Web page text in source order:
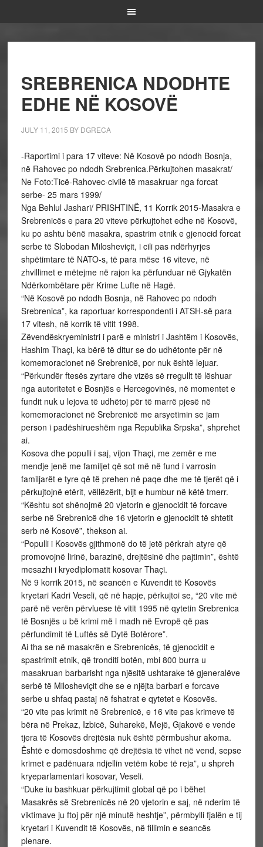
SREBRENICA NDODHTE
EDHE NË KOSOVË
JULY 11, 2015 BY DGRECA
-Raportimi i para 17 viteve: Në Kosovë po ndodh Bosnja,
në Rahovec po ndodh Srebrenica.Përkujtohen masakrat/
Ne Foto:Ticë-Rahovec-civilë të masakruar nga forcat
serbe- 25 mars 1999/
Nga Behlul Jashari/ PRISHTINË, 11 Korrik 2015-Masakra e
Srebrenicës e para 20 viteve përkujtohet edhe në Kosovë,
ku po ashtu bënë masakra, spastrim etnik e gjenocid forcat
serbe të Slobodan Milosheviçit, i cili pas ndërhyrjes
shpëtimtare të NATO-s, të para mëse 16 viteve, në
zhvillimet e mëtejme në rajon ka përfunduar në Gjykatën
Ndërkombëtare për Krime Lufte në Hagë.
“Në Kosovë po ndodh Bosnja, në Rahovec po ndodh
Srebrenica”, ka raportuar korrespondenti i ATSH-së para
17 vitesh, në korrik të vitit 1998.
Zëvendëskryeministri i parë e ministri i Jashtëm i Kosovës,
Hashim Thaçi, ka bërë të ditur se do udhëtonte për në
komemoracionet në Srebrenicë, por nuk është lejuar.
“Përkundër ftesës zyrtare dhe vizës së rregullt të lëshuar
nga autoritetet e Bosnjës e Hercegovinës, në momentet e
fundit nuk u lejova të udhëtoj për të marrë pjesë në
komemoracionet në Srebrenicë me arsyetimin se jam
person i padëshirueshëm nga Republika Srpska”, shprehet
ai.
Kosova dhe populli i saj, vijon Thaçi, me zemër e me
mendje jenë me familjet që sot më në fund i varrosin
familjarët e tyre që të prehen në paqe dhe me të tjerët që i
përkujtojnë etërit, vëllëzërit, bijt e humbur në këtë tmerr.
“Kështu sot shënojmë 20 vjetorin e gjenocidit të forcave
serbe në Srebrenicë dhe 16 vjetorin e gjenocidit të shtetit
serb në Kosovë”, thekson ai.
“Populli i Kosovës gjithmonë do të jetë përkrah atyre që
promovojnë lirinë, barazinë, drejtësinë dhe pajtimin”, është
mesazhi i kryediplomatit kosovar Thaçi.
Në 9 korrik 2015, në seancën e Kuvendit të Kosovës
kryetari Kadri Veseli, që në hapje, përkujtoi se, “20 vite më
parë në verën përvluese të vitit 1995 në qytetin Srebrenica
të Bosnjës u bë krimi më i madh në Evropë që pas
përfundimit të Luftës së Dytë Botërore”.
Ai tha se në masakrën e Srebrenicës, të gjenocidit e
spastrimit etnik, që tronditi botën, mbi 800 burra u
masakruan barbarisht nga njësitë ushtarake të gjeneralëve
serbë të Milosheviçit dhe se e njëjta barbari e forcave
serbe u shfaq pastaj në fshatrat e qytetet e Kosovës.
“20 vite pas krimit në Srebrenicë, e 16 vite pas krimeve të
bëra në Prekaz, Izbicë, Suharekë, Mejë, Gjakovë e vende
tjera të Kosovës drejtësia nuk është përmbushur akoma.
Është e domosdoshme që drejtësia të vihet në vend, sepse
krimet e padënuara ndjellin vetëm kobe të reja”, u shpreh
kryeparlamentari kosovar, Veseli.
“Duke iu bashkuar përkujtimit global që po i bëhet
Masakrës së Srebrenicës në 20 vjetorin e saj, në nderim të
viktimave ju ftoj për një minutë heshtje”, përmbylli fjalën e tij
kryetari i Kuvendit të Kosovës, në fillimin e seancës
plenare.